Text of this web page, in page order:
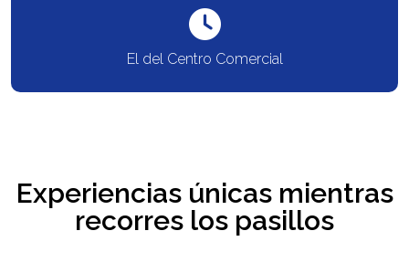
El del Centro Comercial
Experiencias únicas mientras
recorres los pasillos